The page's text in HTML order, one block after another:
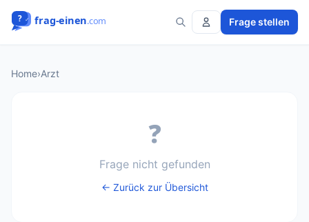
Frage stellen
Home›Arzt
❓
Frage nicht gefunden
← Zurück zur Übersicht